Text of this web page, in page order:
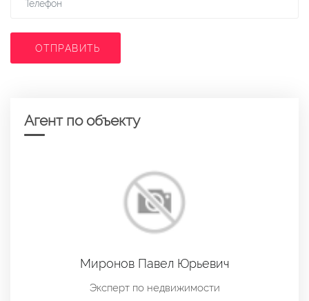
ОТПРАВИТЬ
Агент по объекту
Миронов Павел Юрьевич
Эксперт по недвижимости